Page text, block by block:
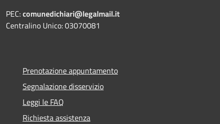
PEC:comunedichiari@legalmail.it
Centralino Unico: 03070081
Prenotazione appuntamento
Segnalazione disservizio
Leggi le FAQ
Richiesta assistenza